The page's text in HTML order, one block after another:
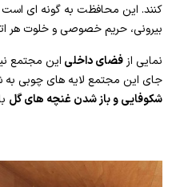
کنند. این محافظت به گونه ای
بیرونی، حریم خصوصی و خلوت هر
نمایی از فضای داخلی این مجتمع
جای این مجتمع لایه های چوبی به
شکوفایی و باز شدن غنچه های گل